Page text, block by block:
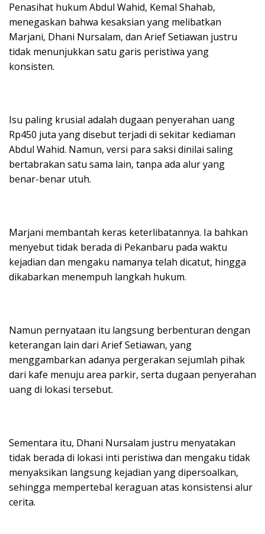
Penasihat hukum Abdul Wahid, Kemal Shahab,
menegaskan bahwa kesaksian yang melibatkan
Marjani, Dhani Nursalam, dan Arief Setiawan justru
tidak menunjukkan satu garis peristiwa yang
konsisten.
Isu paling krusial adalah dugaan penyerahan uang
Rp450 juta yang disebut terjadi di sekitar kediaman
Abdul Wahid. Namun, versi para saksi dinilai saling
bertabrakan satu sama lain, tanpa ada alur yang
benar-benar utuh.
Marjani membantah keras keterlibatannya. Ia bahkan
menyebut tidak berada di Pekanbaru pada waktu
kejadian dan mengaku namanya telah dicatut, hingga
dikabarkan menempuh langkah hukum.
Namun pernyataan itu langsung berbenturan dengan
keterangan lain dari Arief Setiawan, yang
menggambarkan adanya pergerakan sejumlah pihak
dari kafe menuju area parkir, serta dugaan penyerahan
uang di lokasi tersebut.
Sementara itu, Dhani Nursalam justru menyatakan
tidak berada di lokasi inti peristiwa dan mengaku tidak
menyaksikan langsung kejadian yang dipersoalkan,
sehingga mempertebal keraguan atas konsistensi alur
cerita.